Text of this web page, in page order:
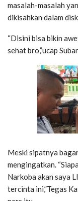
masalah-masalah
dikisahkan dalam
“Disini bisa bikin
sehat bro,”ucap
Meski sipatnya
mengingatkan.
Narkoba akan saya
tercinta ini,”Tegas